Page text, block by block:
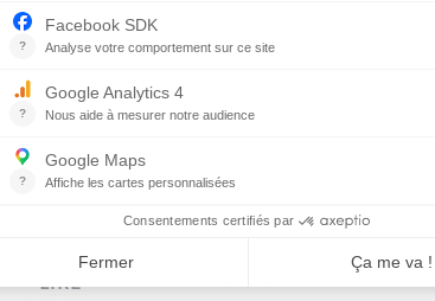
5 choses à savoir sur les
vaccins annuels
Avec l’été qui arrive, on inscrit notre chien a
LIRE